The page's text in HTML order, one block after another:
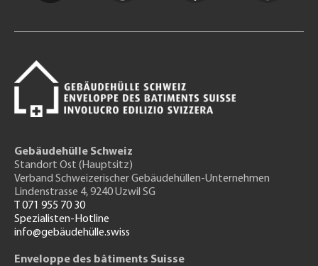
Gebäudehülle Schweiz
Standort Ost (Hauptsitz)
Verband Schweizerischer Gebäudehüllen-Unternehmen
Lindenstrasse 4, 9240 Uzwil SG
T 071 955 70 30
Spezialisten-Hotline
info@gebäudehülle.swiss
Enveloppe des bâtiments Suisse